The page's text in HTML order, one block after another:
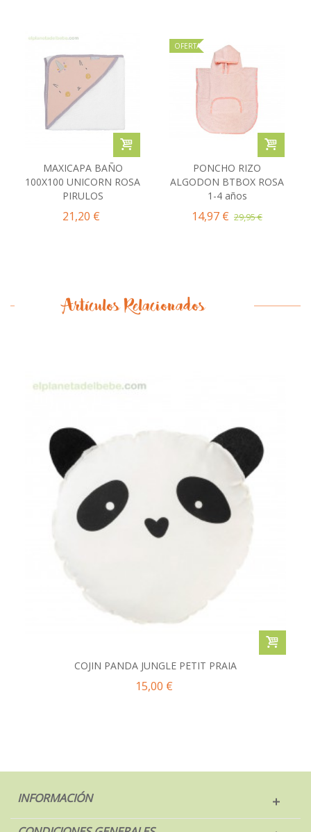
MAXICAPA BAÑO
100X100 UNICORN ROSA
PIRULOS
21,20 €
OFERTA
PONCHO RIZO
ALGODON BTBOX ROSA
1-4 años
14,97 € 29,95 €
Artículos Relacionados
COJIN PANDA JUNGLE PETIT PRAIA
15,00 €
INFORMACIÓN